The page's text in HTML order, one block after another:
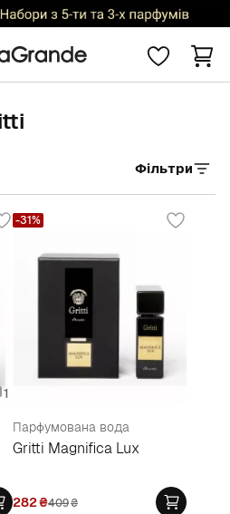
Фільтри
1
Парфумована вода
Gritti Magnifica Lux
282₴409₴
-31%